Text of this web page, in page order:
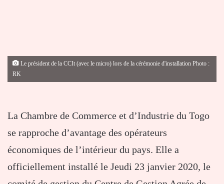
Le président de la CCIt (avec le micro) lors de la cérémonie d'installation Photo :
RK
La Chambre de Commerce et d’Industrie du Togo
se rapproche d’avantage des opérateurs
économiques de l’intérieur du pays. Elle a
officiellement installé le Jeudi 23 janvier 2020, le